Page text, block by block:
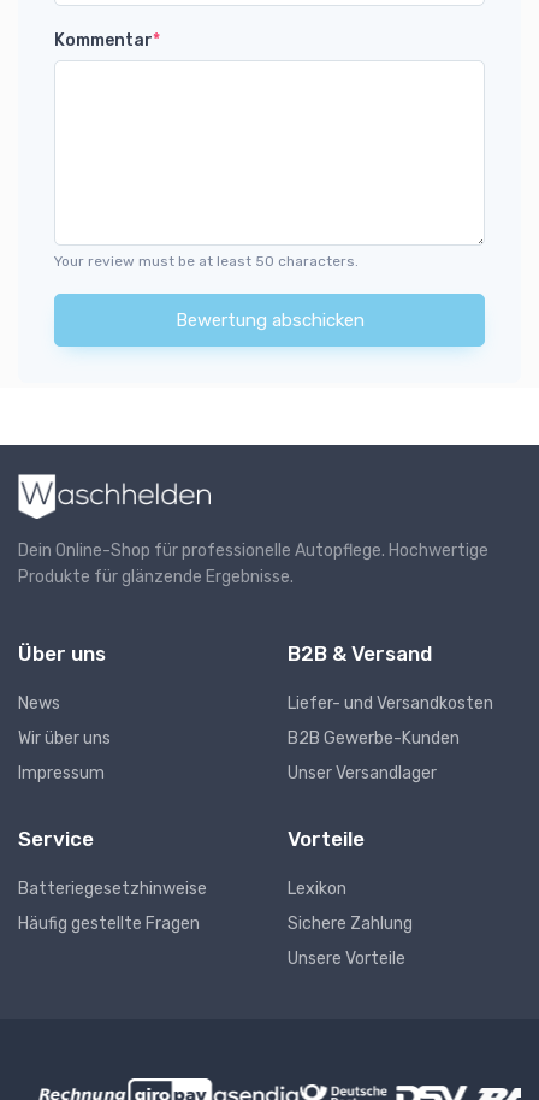
Kommentar*
Your review must be at least 50 characters.
Bewertung abschicken
Dein Online-Shop für professionelle Autopflege. Hochwertige
Produkte für glänzende Ergebnisse.
Über uns
News
Wir über uns
Impressum
B2B & Versand
Liefer- und Versandkosten
B2B Gewerbe-Kunden
Unser Versandlager
Service
Batteriegesetzhinweise
Häufig gestellte Fragen
Vorteile
Lexikon
Sichere Zahlung
Unsere Vorteile